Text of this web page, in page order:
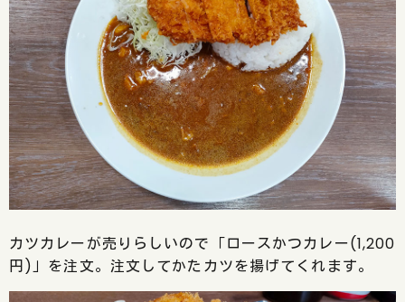
カツカレーが売りらしいので「ロースかつカレー(1,200
円)」を注文。注文してかたカツを揚げてくれます。